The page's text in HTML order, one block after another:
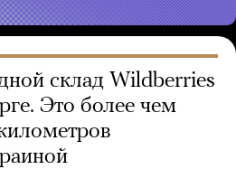
склад Wildberries
Это более чем